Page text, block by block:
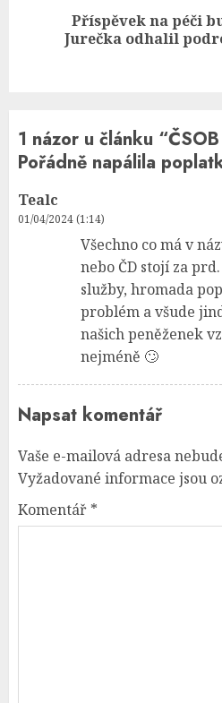
Příspěvek na péči
Jurečka odhalil
1 názor u článku “
Pořádně napálila
Tealc
01/04/2024 (1:14)
Všechno co má v
nebo ČD stojí za
služby, hromada
problém a všude
našich peněženek
nejméně 🙄
Napsat komentář
Vaše e-mailová adresa
Vyžadované informace jsou
Komentář *